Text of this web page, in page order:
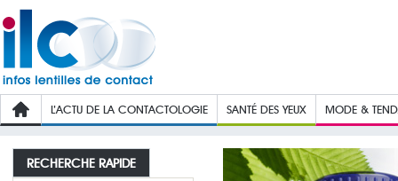
L’ACTU DE LA CONTACTOLOGIE SANTÉ DES YEUX MODE &
RECHERCHE RAPIDE